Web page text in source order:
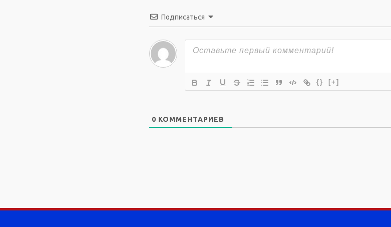
Подписаться
{} [+]
0 КОММЕНТАРИЕВ